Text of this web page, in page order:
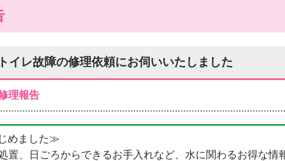
イレ故障の修理依頼にお伺いいたしました
理報告
めました≫
置、日ごろからできるお手入れなど、水に関わるお得な情